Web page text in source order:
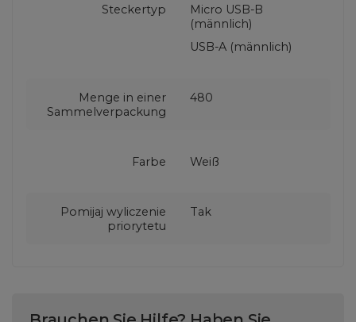
Steckertyp
Micro USB-B
(männlich)
USB-A (männlich)
Menge in einer
Sammelverpackung
480
Farbe Weiß
Pomijaj wyliczenie
priorytetu
Tak